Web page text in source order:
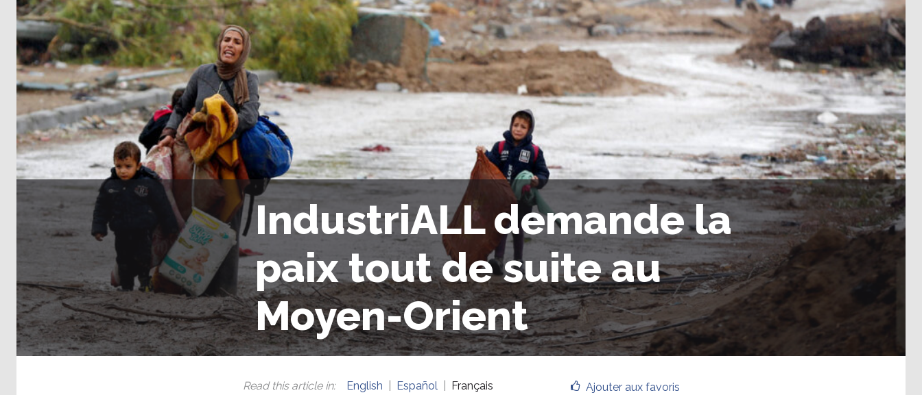
IndustriALL demande la
paix tout de suite au
Moyen-Orient
Ajouter aux favoris
Read this article in: English Español Français